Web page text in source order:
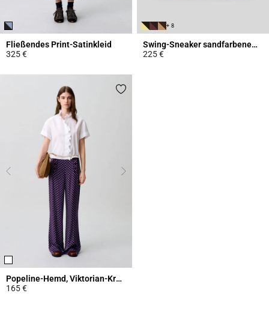
Fließendes Print-Satinkleid
325 €
+ 8
Swing-Sneaker sandfarbenem Wildleder
225 €
Popeline-Hemd, Viktorian-Kragen
165 €